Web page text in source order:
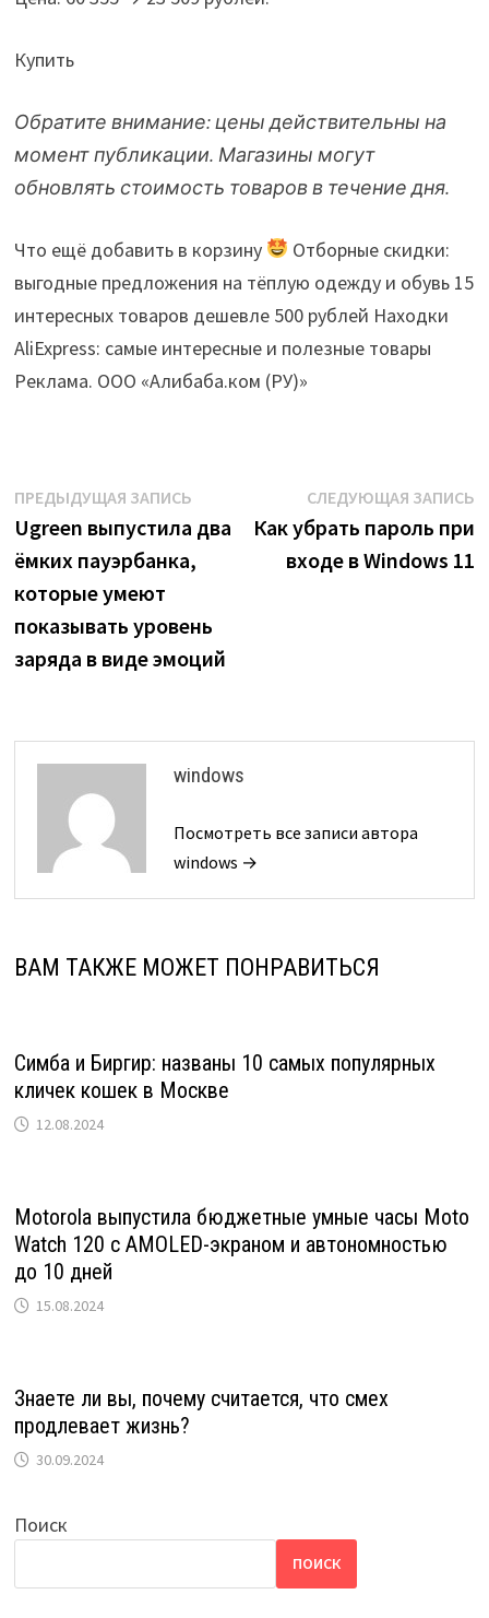
Купить
Обратите внимание: цены действительны на
момент публикации. Магазины могут
обновлять стоимость товаров в течение дня.
Что ещё добавить в корзину
Отборные скидки:
выгодные предложения на тёплую одежду и обувь 15
интересных товаров дешевле 500 рублей Находки
AliExpress: самые интересные и полезные товары
Реклама. ООО «Алибаба.ком (РУ)»
Навигация
по
записям
ПРЕДЫДУЩАЯ ЗАПИСЬПредыдущая
запись:
Ugreen выпустила два
ёмких пауэрбанка,
которые умеют
показывать уровень
заряда в виде эмоций
СЛЕДУЮЩАЯ ЗАПИСЬ
Как убрать пароль при
входе в Windows 11
windows
Посмотреть все записи автора
windows →
ВАМ ТАКЖЕ МОЖЕТ ПОНРАВИТЬСЯ
Симба и Биргир: названы 10 самых популярных
кличек кошек в Москве
12.08.2024
Motorola выпустила бюджетные умные часы Moto
Watch 120 с AMOLED-экраном и автономностью
до 10 дней
15.08.2024
Знаете ли вы, почему считается, что смех
продлевает жизнь?
30.09.2024
Поиск
ПОИСК